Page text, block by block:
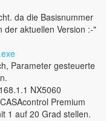
da die Basisnummer
aktuellen Version :-"
Parameter gesteuerte
NX5060
Premium
1 auf 20 Grad stellen.